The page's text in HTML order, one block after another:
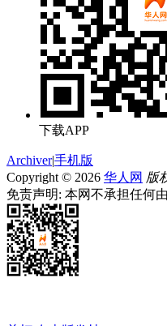
下载APP
Archiver|手机版
Copyright © 2026 华人网 版
免责声明: 本网不承担任何